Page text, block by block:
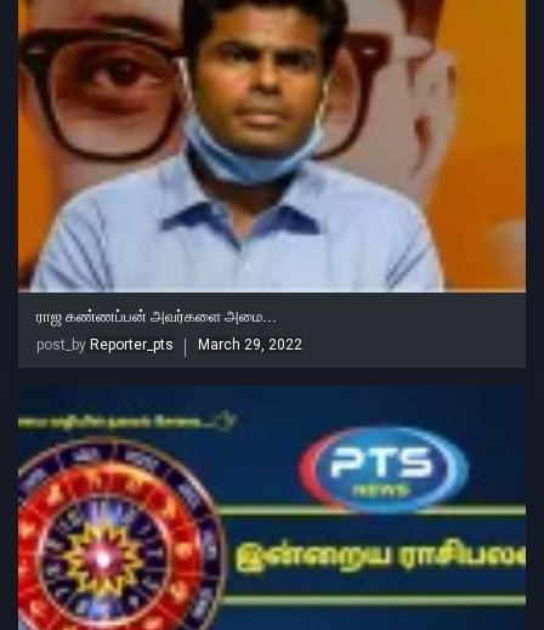
ராஜ கண்ணப்பன் அவர்களை அமை...
post_by Reporter_pts March 29, 2022